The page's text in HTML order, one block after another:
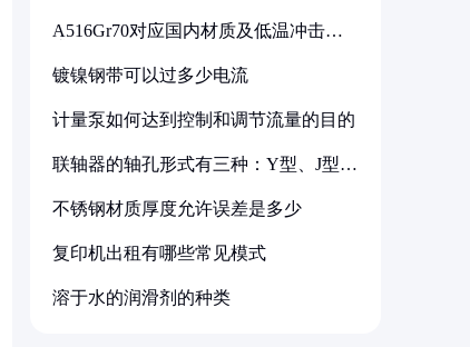
A516Gr70对应国内材质及低温冲击要
镀镍钢带可以过多少电流
计量泵如何达到控制和调节流量的目的
联轴器的轴孔形式有三种：Y型、J型、
不锈钢材质厚度允许误差是多少
复印机出租有哪些常见模式
溶于水的润滑剂的种类